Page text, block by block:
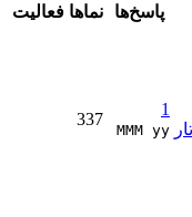
پاسخ‌ها نماها فعالیت
1
MMM yy
337